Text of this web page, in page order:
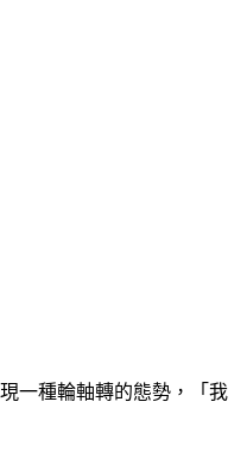
一種輪軸轉的態勢，「我